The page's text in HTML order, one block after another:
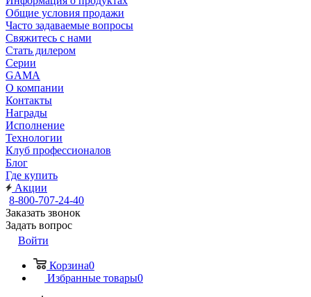
Общие условия продажи
Часто задаваемые вопросы
Свяжитесь с нами
Стать дилером
Серии
GAMA
О компании
Контакты
Награды
Исполнение
Технологии
Клуб профессионалов
Блог
Где купить
Акции
8-800-707-24-40
Заказать звонок
Задать вопрос
Войти
Корзина0
Избранные товары0